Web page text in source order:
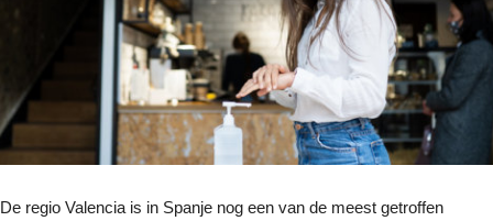
De regio Valencia is in Spanje nog een van de meest getroffen